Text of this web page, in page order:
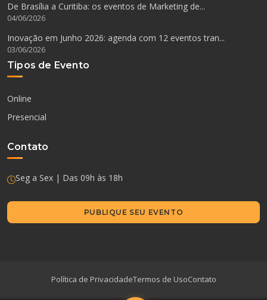
De Brasília a Curitiba: os eventos de Marketing de...
04/06/2026
Inovação em Junho 2026: agenda com 12 eventos tran...
03/06/2026
Tipos de Evento
Online
Presencial
Contato
Seg a Sex | Das 09h às 18h
PUBLIQUE SEU EVENTO
Política de PrivacidadeTermos de UsoContato